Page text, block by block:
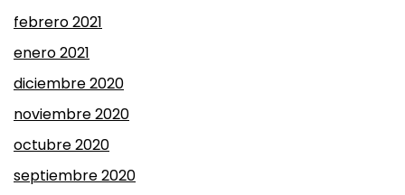
febrero 2021
enero 2021
diciembre 2020
noviembre 2020
octubre 2020
septiembre 2020